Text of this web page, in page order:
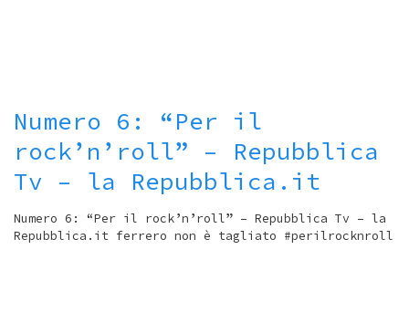
Numero 6: “Per il
rock’n’roll” – Repubblica
Tv – la Repubblica.it
Numero 6: “Per il rock’n’roll” – Repubblica Tv – la
Repubblica.it ferrero non è tagliato #perilrocknroll